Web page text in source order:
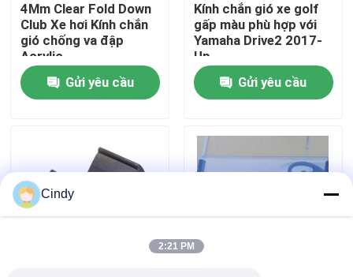
Kiểm soát chất lượng
Liên hệ chúng tôi
Gương bên xe gôn
Vỏ bánh xe Golf Cart
4Mm Clear Fold Down
Club Xe hơi Kính chắn
gió chống va đập
Acrylic
Gửi yêu cầu
Kính chắn gió xe golf
gấp màu phù hợp với
Yamaha Drive2 2017-
Up
Gửi yêu cầu
Cindy
2:21 PM